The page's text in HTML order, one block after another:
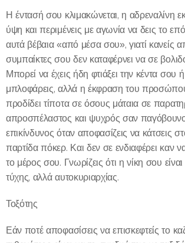
Η έντασή σου κλιμακώνεται, η αδρεναλίνη
ύψη και περιμένεις με αγωνία να δεις το
αυτά βέβαια «από μέσα σου», γιατί κανείς
συμπαίκτες σου δεν καταφέρνει να σε
Μπορεί να έχεις ήδη φτιάξει την κέντα σου
μπλοφάρεις, αλλά η έκφραση του
προδίδει τίποτα σε όσους μάταια σε
απροσπέλαστος και ψυχρός σαν παγόβουνο
επικίνδυνος όταν αποφασίζεις να κάτσεις
παρτίδα πόκερ. Και δεν σε ενδιαφέρει καν
το μέρος σου. Γνωρίζεις ότι η νίκη σου είναι
τύχης, αλλά αυτοκυριαρχίας.
Τοξότης
Εάν ποτέ αποφασίσεις να επισκεφτείς το